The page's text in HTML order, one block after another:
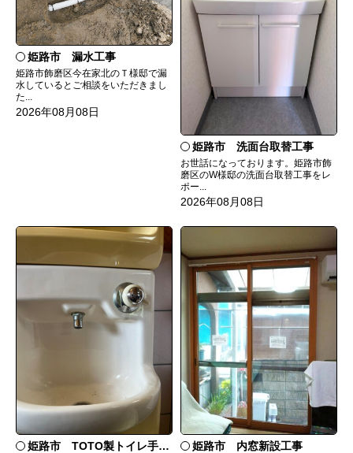
姫路市 漏水工事
姫路市飾磨区今在家北のＴ様邸で漏
水しているとご相談をいただきまし
た...
2026年08月08日
姫路市 洗面台取替工事
お世話になっております。姫路市飾
磨区のW様邸の洗面台取替工事をレ
ポー...
2026年08月08日
姫路市 TOTO製トイレ手洗いの水漏れ修理 姫路市 内窓新設工事